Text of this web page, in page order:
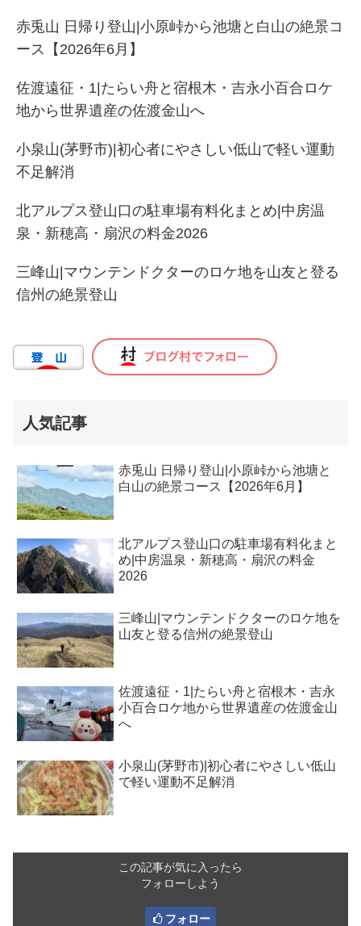
赤兎山 日帰り登山|小原峠から池塘と白山の絶景コ
ース【2026年6月】
佐渡遠征・1|たらい舟と宿根木・吉永小百合ロケ
地から世界遺産の佐渡金山へ
小泉山(茅野市)|初心者にやさしい低山で軽い運動
不足解消
北アルプス登山口の駐車場有料化まとめ|中房温
泉・新穂高・扇沢の料金2026
三峰山|マウンテンドクターのロケ地を山友と登る
信州の絶景登山
人気記事
赤兎山 日帰り登山|小原峠から池塘と
白山の絶景コース【2026年6月】
北アルプス登山口の駐車場有料化まと
め|中房温泉・新穂高・扇沢の料金
2026
三峰山|マウンテンドクターのロケ地を
山友と登る信州の絶景登山
佐渡遠征・1|たらい舟と宿根木・吉永
小百合ロケ地から世界遺産の佐渡金山
へ
小泉山(茅野市)|初心者にやさしい低山
で軽い運動不足解消
この記事が気に入ったら
フォローしよう
フォロー